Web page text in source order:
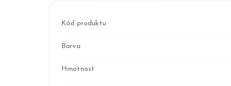
Kód produktu
Barva
Hmotnost